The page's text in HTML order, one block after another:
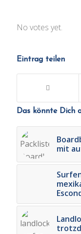
Submit Rating
No votes yet.
Eintrag teilen
Das könnte Dich
mit